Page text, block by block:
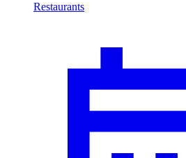
Restaurants